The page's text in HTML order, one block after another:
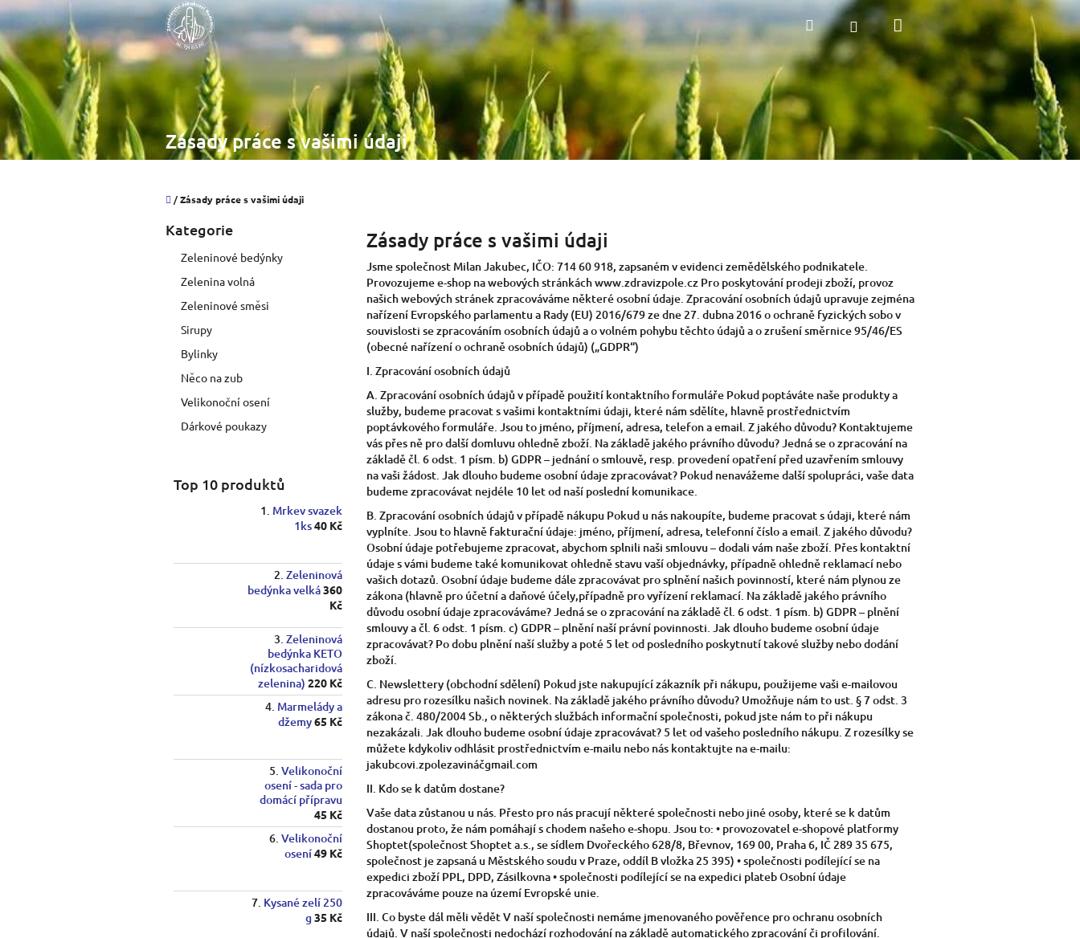
Přejít
na
obsah
HledatPřihlášeníNákupní
košík
Zásady práce s vašimi údaji
Domů
/Zásady práce s vašimi údaji
Přeskočit
Kategorie
Zeleninové bedýnky
Zelenina volná
Zeleninové směsi
Sirupy
Bylinky
Něco na zub
Velikonoční osení
Dárkové poukazy
Top 10 produktů
Mrkev svazek
1ks40 Kč
Zeleninová
bedýnka velká360
Kč
Zeleninová
bedýnka KETO
(nízkosacharidová
zelenina) 220 Kč
Marmelády a
džemy65 Kč
Velikonoční
osení - sada pro
domácí přípravu
45 Kč
Velikonoční
osení49 Kč
Kysané zelí 250
g35 Kč
Zásady práce s vašimi údaji
Jsme společnost Milan Jakubec, IČO: 714 60 918, zapsaném v evidenci zemědělského podnikatele.
Provozujeme e-shop na webových stránkách www.zdravizpole.cz Pro poskytování prodeji zboží, provoz
našich webových stránek zpracováváme některé osobní údaje. Zpracování osobních údajů upravuje zejména
nařízení Evropského parlamentu a Rady (EU) 2016/679 ze dne 27. dubna 2016 o ochraně fyzických sobo v
souvislosti se zpracováním osobních údajů a o volném pohybu těchto údajů a o zrušení směrnice 95/46/ES
(obecné nařízení o ochraně osobních údajů) („GDPR“)
I. Zpracování osobních údajů
A. Zpracování osobních údajů v případě použití kontaktního formuláře Pokud poptáváte naše produkty a
služby, budeme pracovat s vašimi kontaktními údaji, které nám sdělíte, hlavně prostřednictvím
poptávkového formuláře. Jsou to jméno, příjmení, adresa, telefon a email. Z jakého důvodu? Kontaktujeme
vás přes ně pro další domluvu ohledně zboží. Na základě jakého právního důvodu? Jedná se o zpracování na
základě čl. 6 odst. 1 písm. b) GDPR – jednání o smlouvě, resp. provedení opatření před uzavřením smlouvy
na vaši žádost. Jak dlouho budeme osobní údaje zpracovávat? Pokud nenavážeme další spolupráci, vaše data
budeme zpracovávat nejdéle 10 let od naší poslední komunikace.
B. Zpracování osobních údajů v případě nákupu Pokud u nás nakoupíte, budeme pracovat s údaji, které nám
vyplníte. Jsou to hlavně fakturační údaje: jméno, příjmení, adresa, telefonní číslo a email. Z jakého důvodu?
Osobní údaje potřebujeme zpracovat, abychom splnili naši smlouvu – dodali vám naše zboží. Přes kontaktní
údaje s vámi budeme také komunikovat ohledně stavu vaší objednávky, případně ohledně reklamací nebo
vašich dotazů. Osobní údaje budeme dále zpracovávat pro splnění našich povinností, které nám plynou ze
zákona (hlavně pro účetní a daňové účely,případně pro vyřízení reklamací. Na základě jakého právního
důvodu osobní údaje zpracováváme? Jedná se o zpracování na základě čl. 6 odst. 1 písm. b) GDPR – plnění
smlouvy a čl. 6 odst. 1 písm. c) GDPR – plnění naší právní povinnosti. Jak dlouho budeme osobní údaje
zpracovávat? Po dobu plnění naší služby a poté 5 let od posledního poskytnutí takové služby nebo dodání
zboží.
C. Newslettery (obchodní sdělení) Pokud jste nakupující zákazník při nákupu, použijeme vaši e-mailovou
adresu pro rozesílku našich novinek. Na základě jakého právního důvodu? Umožňuje nám to ust. § 7 odst. 3
zákona č. 480/2004 Sb., o některých službách informační společnosti, pokud jste nám to při nákupu
nezakázali. Jak dlouho budeme osobní údaje zpracovávat? 5 let od vašeho posledního nákupu. Z rozesílky se
můžete kdykoliv odhlásit prostřednictvím e-mailu nebo nás kontaktujte na e-mailu:
jakubcovi.zpolezavináčgmail.com
II. Kdo se k datům dostane?
Vaše data zůstanou u nás. Přesto pro nás pracují některé společnosti nebo jiné osoby, které se k datům
dostanou proto, že nám pomáhají s chodem našeho e-shopu. Jsou to: • provozovatel e-shopové platformy
Shoptet(společnost Shoptet a.s., se sídlem Dvořeckého 628/8, Břevnov, 169 00, Praha 6, IČ 289 35 675,
společnost je zapsaná u Městského soudu v Praze, oddíl B vložka 25 395) • společnosti podílející se na
expedici zboží PPL, DPD, Zásilkovna • společnosti podílející se na expedici plateb Osobní údaje
zpracováváme pouze na území Evropské unie.
III. Co byste dál měli vědět V naší společnosti nemáme jmenovaného pověřence pro ochranu osobních
údajů. V naší společnosti nedochází rozhodování na základě automatického zpracování či profilování.